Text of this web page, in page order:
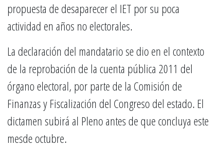
propuesta de desaparecer el IET por su poca
actividad en años no electorales.
La declaración del mandatario se dio en el contexto
de la reprobación de la cuenta pública 2011 del
órgano electoral, por parte de la Comisión de
Finanzas y Fiscalización del Congreso del estado. El
dictamen subirá al Pleno antes de que concluya este
mesde octubre.